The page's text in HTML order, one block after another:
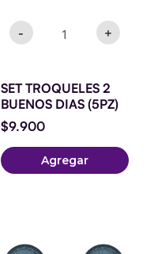
- +
SET TROQUELES 2
BUENOS DIAS (5PZ)
$9.900
Agregar